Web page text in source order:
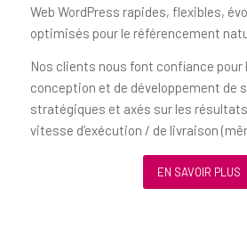
Web WordPress rapides, flexibles,
optimisés pour le référencement
Nos clients nous font confiance pour
conception et de développement de
stratégiques et axés sur les
vitesse d’exécution / de livraison
EN SAVOIR PLUS